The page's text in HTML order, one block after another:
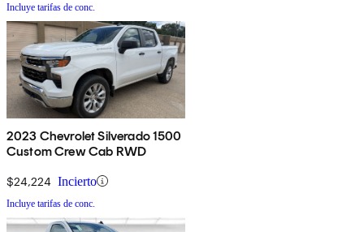
Incluye tarifas de conc.
2023 Chevrolet Silverado 1500
Custom Crew Cab RWD
$24,224 Incierto
Incluye tarifas de conc.